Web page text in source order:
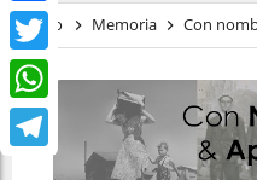
Facebook
Twitter
WhatsApp
Telegram
Inicio Memoria Con